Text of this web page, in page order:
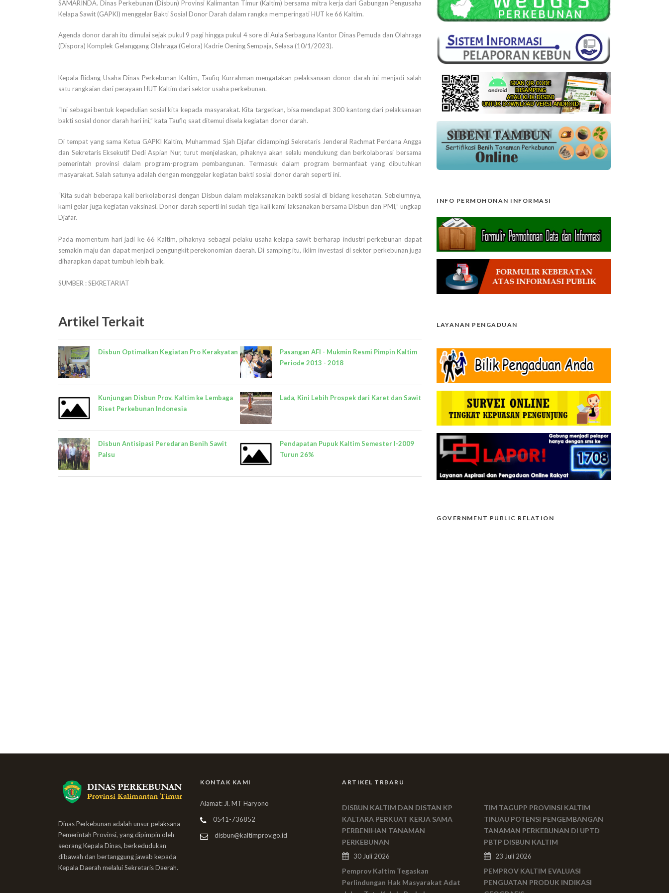
SAMARINDA. Dinas Perkebunan (Disbun) Provinsi Kalimantan Timur (Kaltim) bersama mitra kerja dari Gabungan Pengusaha
Kelapa Sawit (GAPKI) menggelar Bakti Sosial Donor Darah dalam rangka memperingati HUT ke 66 Kaltim.
Agenda donor darah itu dimulai sejak pukul 9 pagi hingga pukul 4 sore di Aula Serbaguna Kantor Dinas Pemuda dan Olahraga
(Dispora) Komplek Gelanggang Olahraga (Gelora) Kadrie Oening Sempaja, Selasa (10/1/2023).
Kepala Bidang Usaha Dinas Perkebunan Kaltim, Taufiq Kurrahman mengatakan pelaksanaan donor darah ini menjadi salah
satu rangkaian dari perayaan HUT Kaltim dari sektor usaha perkebunan.
“Ini sebagai bentuk kepedulian sosial kita kepada masyarakat. Kita targetkan, bisa mendapat 300 kantong dari pelaksanaan
bakti sosial donor darah hari ini,” kata Taufiq saat ditemui disela kegiatan donor darah.
Di tempat yang sama Ketua GAPKI Kaltim, Muhammad Sjah Djafar didampingi Sekretaris Jenderal Rachmat Perdana Angga
dan Sekretaris Eksekutif Dedi Aspian Nur, turut menjelaskan, pihaknya akan selalu mendukung dan berkolaborasi bersama
pemerintah provinsi dalam program-program pembangunan. Termasuk dalam program bermanfaat yang dibutuhkan
masyarakat. Salah satunya adalah dengan menggelar kegiatan bakti sosial donor darah seperti ini.
“Kita sudah beberapa kali berkolaborasi dengan Disbun dalam melaksanakan bakti sosial di bidang kesehatan. Sebelumnya,
kami gelar juga kegiatan vaksinasi. Donor darah seperti ini sudah tiga kali kami laksanakan bersama Disbun dan PMI,” ungkap
Djafar.
Pada momentum hari jadi ke 66 Kaltim, pihaknya sebagai pelaku usaha kelapa sawit berharap industri perkebunan dapat
semakin maju dan dapat menjadi pengungkit perekonomian daerah. Di samping itu, iklim investasi di sektor perkebunan juga
diharapkan dapat tumbuh lebih baik.
SUMBER : SEKRETARIAT
Artikel Terkait
Disbun Optimalkan Kegiatan Pro Kerakyatan
Kunjungan Disbun Prov. Kaltim ke Lembaga
Riset Perkebunan Indonesia
Disbun Antisipasi Peredaran Benih Sawit
Palsu
Pasangan AFI - Mukmin Resmi Pimpin Kaltim
Periode 2013 - 2018
Lada, Kini Lebih Prospek dari Karet dan Sawit
Pendapatan Pupuk Kaltim Semester I-2009
Turun 26%
INFO PERMOHONAN INFORMASI
LAYANAN PENGADUAN
GOVERNMENT PUBLIC RELATION
Dinas Perkebunan adalah unsur pelaksana
Pemerintah Provinsi, yang dipimpin oleh
seorang Kepala Dinas, berkedudukan
dibawah dan bertanggung jawab kepada
Kepala Daerah melalui Sekretaris Daerah.
KONTAK KAMI
Alamat: Jl. MT Haryono
0541-736852
disbun@kaltimprov.go.id
ARTIKEL TRBARU
DISBUN KALTIM DAN DISTAN KP
KALTARA PERKUAT KERJA SAMA
PERBENIHAN TANAMAN
PERKEBUNAN
30 Juli 2026
Pemprov Kaltim Tegaskan
Perlindungan Hak Masyarakat Adat
TIM TAGUPP PROVINSI KALTIM
TINJAU POTENSI PENGEMBANGAN
TANAMAN PERKEBUNAN DI UPTD
PBTP DISBUN KALTIM
23 Juli 2026
PEMPROV KALTIM EVALUASI
PENGUATAN PRODUK INDIKASI